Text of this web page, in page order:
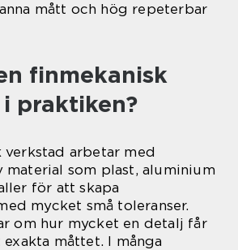
mått och hög repeterbar
finmekanisk
praktiken?
verkstad arbetar med
material som plast, aluminium
för att skapa
mycket små toleranser.
om hur mycket en detalj får
måttet. I många